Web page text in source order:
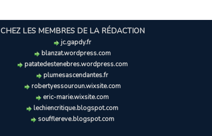
CHEZ LES MEMBRES DE LA RÉDACTION
jc.gapdy.fr
blanzat.wordpress.com
patatedestenebres.wordpress.com
plumesascendantes.fr
robertyessouroun.wixsite.com
eric-marie.wixsite.com
lechiencritique.blogspot.com
soufflereve.blogspot.com